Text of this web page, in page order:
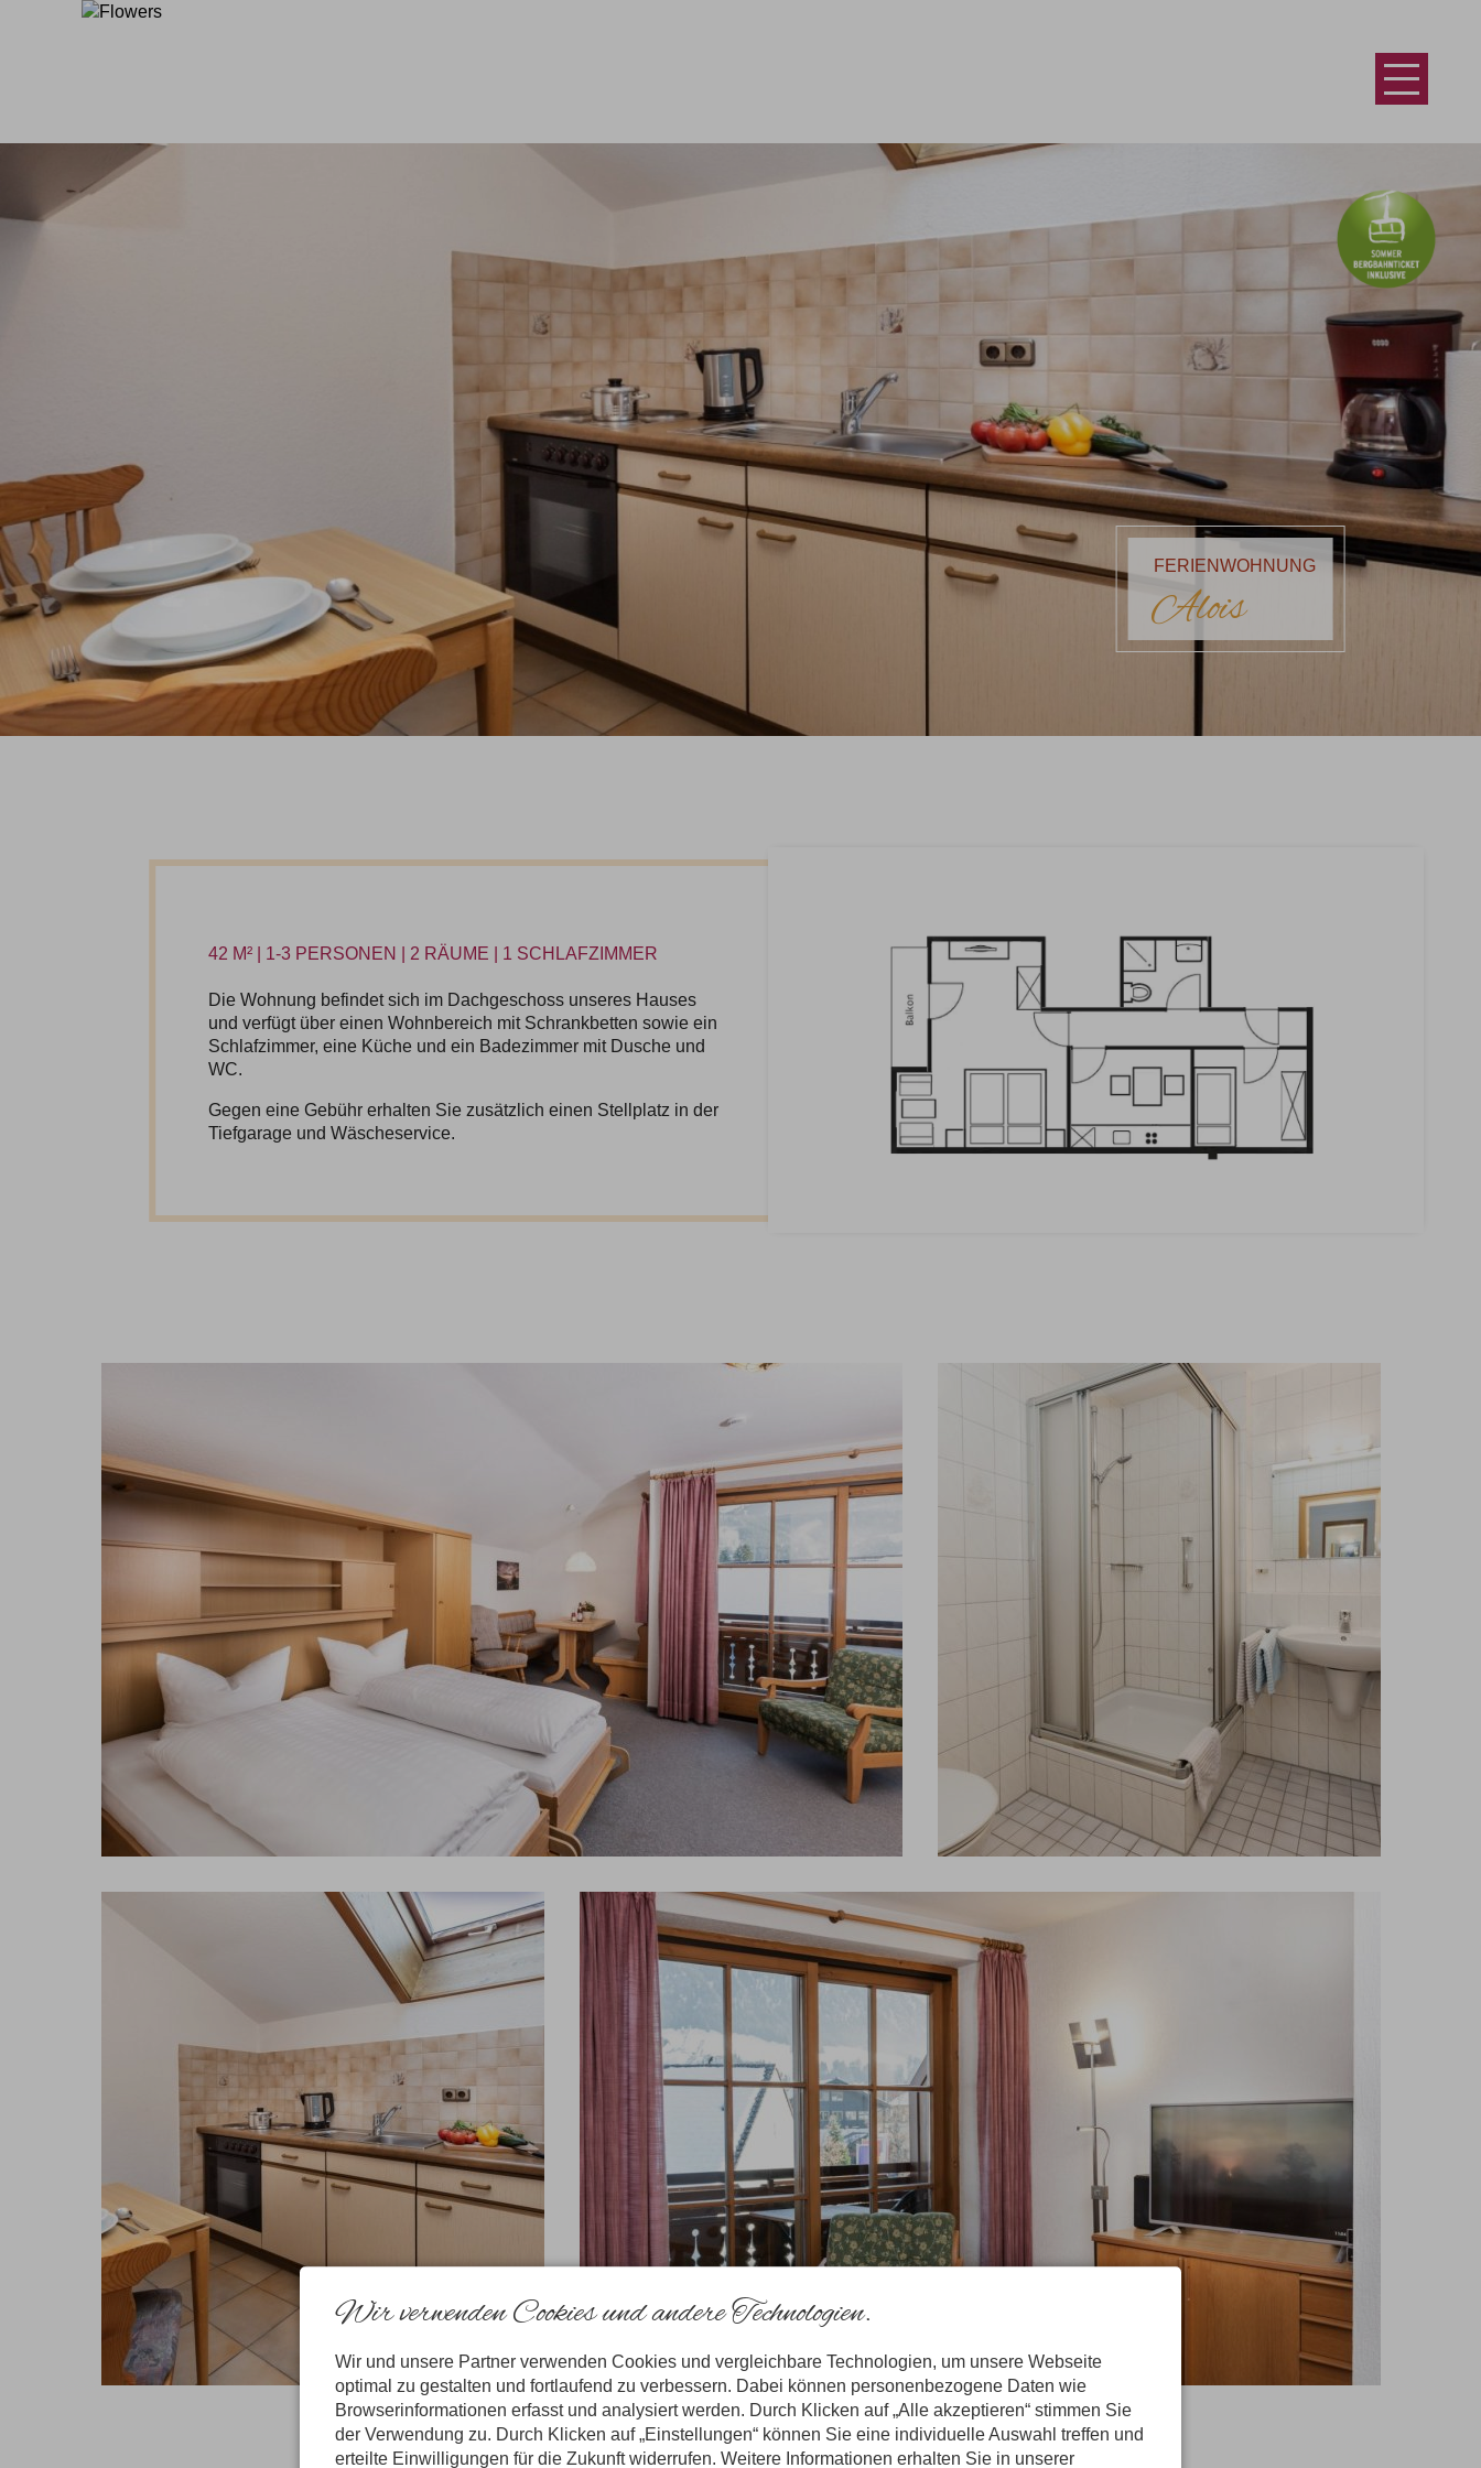
FERIENWOHNUNG
Alois
42 M² | 1-3 PERSONEN | 2 RÄUME | 1 SCHLAFZIMMER
Die Wohnung befindet sich im Dachgeschoss unseres Hauses
und verfügt über einen Wohnbereich mit Schrankbetten sowie ein
Schlafzimmer, eine Küche und ein Badezimmer mit Dusche und
WC.
Gegen eine Gebühr erhalten Sie zusätzlich einen Stellplatz in der
Tiefgarage und Wäscheservice.
Wir verwenden Cookies und andere Technologien.
Wir und unsere Partner verwenden Cookies und vergleichbare Technologien, um unsere Webseite
optimal zu gestalten und fortlaufend zu verbessern. Dabei können personenbezogene Daten wie
Browserinformationen erfasst und analysiert werden. Durch Klicken auf „Alle akzeptieren“ stimmen Sie
der Verwendung zu. Durch Klicken auf „Einstellungen“ können Sie eine individuelle Auswahl treffen und
erteilte Einwilligungen für die Zukunft widerrufen. Weitere Informationen erhalten Sie in unserer